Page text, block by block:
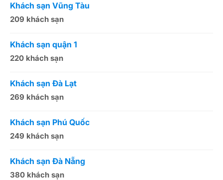
Khách sạn Vũng Tàu
209 khách sạn
Khách sạn quận 1
220 khách sạn
Khách sạn Đà Lạt
269 khách sạn
Khách sạn Phú Quốc
249 khách sạn
Khách sạn Đà Nẵng
380 khách sạn